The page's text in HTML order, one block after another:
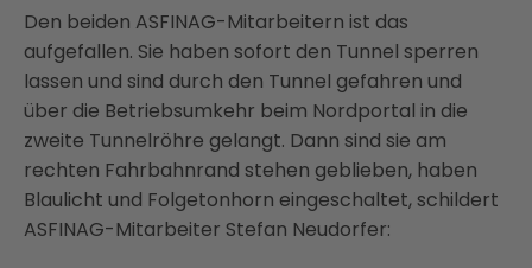
Den beiden ASFINAG-Mitarbeitern ist das
aufgefallen. Sie haben sofort den Tunnel sperren
lassen und sind durch den Tunnel gefahren und
über die Betriebsumkehr beim Nordportal in die
zweite Tunnelröhre gelangt. Dann sind sie am
rechten Fahrbahnrand stehen geblieben, haben
Blaulicht und Folgetonhorn eingeschaltet, schildert
ASFINAG-Mitarbeiter Stefan Neudorfer: